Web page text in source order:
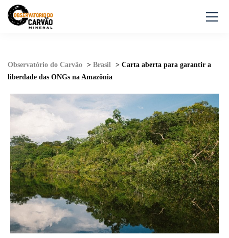
Observatório do Carvão > Brasil > Carta aberta para garantir a
liberdade das ONGs na Amazônia